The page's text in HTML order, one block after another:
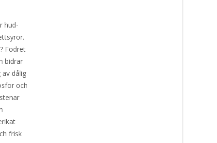
hud-
Fodret
bidrar
av dålig
och
frisk